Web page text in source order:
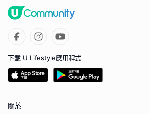
下載 U Lifestyle應用程式
關於